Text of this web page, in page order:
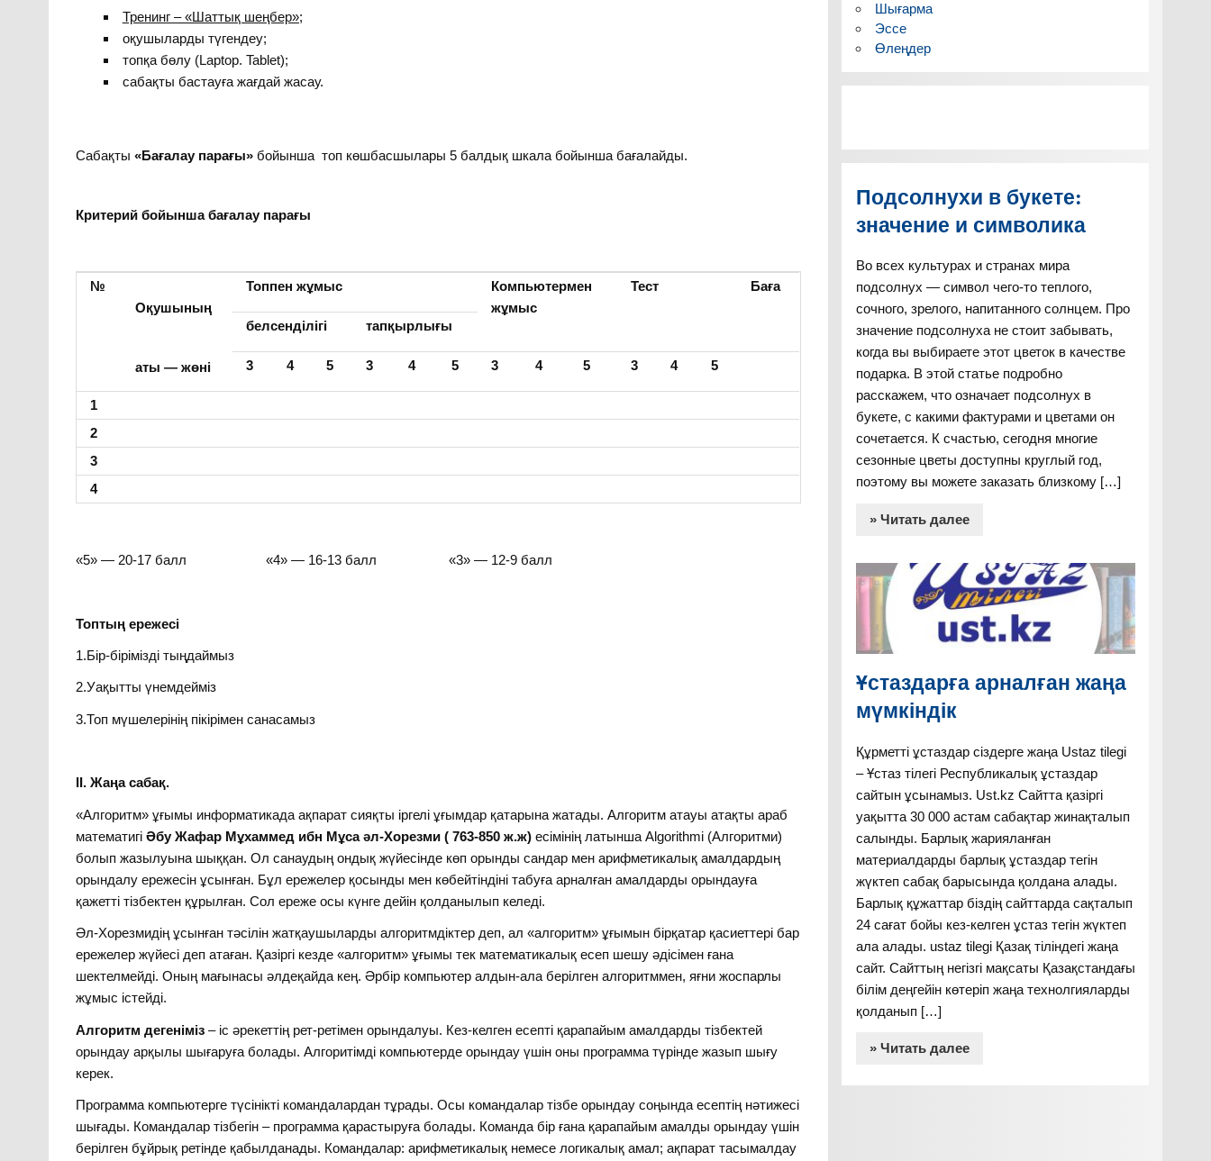
Тренинг – «Шаттық шеңбер»;
оқушыларды түгендеу;
топқа бөлу (Laptop. Tablet);
сабақты бастауға жағдай жасау.
Сабақты«Бағалау парағы» бойынша топ көшбасшылары 5 балдық шкала бойынша бағалайды.
Критерий бойынша бағалау парағы
№
Оқушының
аты — жөні
Топпен жұмыс
Компьютермен
жұмыс
Тест Баға
белсенділігі тапқырлығы
3 4 5 3 4 5 3 4 5 3 4 5
1
2
3
4
«5» — 20-17 балл «4» — 16-13 балл «3» — 12-9 балл
Топтың ережесі
1.Бір-бірімізді тыңдаймыз
2.Уақытты үнемдейміз
3.Топ мүшелерінің пікірімен санасамыз
ІІ. Жаңа сабақ.
«Алгоритм» ұғымы информатикада ақпарат сияқты іргелі ұғымдар қатарына жатады. Алгоритм атауы атақты араб
математигіӘбу Жафар Мұхаммед ибн Мұса әл-Хорезми ( 763-850 ж.ж)есімінің латынша Algorithmi (Алгоритми)
болып жазылуына шыққан. Ол санаудың ондық жүйесінде көп орынды сандар мен арифметикалық амалдардың
орындалу ережесін ұсынған. Бұл ережелер қосынды мен көбейтіндіні табуға арналған амалдарды орындауға
қажетті тізбектен құрылған. Сол ереже осы күнге дейін қолданылып келеді.
Әл-Хорезмидің ұсынған тәсілін жатқаушыларды алгоритмдіктер деп, ал «алгоритм» ұғымын бірқатар қасиеттері бар
ережелер жүйесі деп атаған. Қазіргі кезде «алгоритм» ұғымы тек математикалық есеп шешу әдісімен ғана
шектелмейді. Оның мағынасы әлдеқайда кең. Әрбір компьютер алдын-ала берілген алгоритммен, яғни жоспарлы
жұмыс істейді.
Алгоритм дегеніміз – іс әрекеттің рет-ретімен орындалуы. Кез-келген есепті қарапайым амалдарды тізбектей
орындау арқылы шығаруға болады. Алгоритімді компьютерде орындау үшін оны программа түрінде жазып шығу
керек.
Программа компьютерге түсінікті командалардан тұрады. Осы командалар тізбе орындау соңында есептің нәтижесі
шығады. Командалар тізбегін – программа қарастыруға болады. Команда бір ғана қарапайым амалды орындау үшін
берілген бұйрық ретінде қабылданады. Командалар: арифметикалық немесе логикалық амал; ақпарат тасымалдау
Шығарма
Эссе
Өлеңдер
Подсолнухи в букете:
значение и символика
Во всех культурах и странах мира
подсолнух — символ чего-то теплого,
сочного, зрелого, напитанного солнцем. Про
значение подсолнуха не стоит забывать,
когда вы выбираете этот цветок в качестве
подарка. В этой статье подробно
расскажем, что означает подсолнух в
букете, с какими фактурами и цветами он
сочетается. К счастью, сегодня многие
сезонные цветы доступны круглый год,
поэтому вы можете заказать близкому […]
» Читать далее
Ұстаздарға арналған жаңа
мүмкіндік
Құрметті ұстаздар сіздерге жаңа Ustaz tilegi
– Ұстаз тілегі Республикалық ұстаздар
сайтын ұсынамыз. Ust.kz Сайтта қазіргі
уақытта 30 000 астам сабақтар жинақталып
салынды. Барлық жарияланған
материалдарды барлық ұстаздар тегін
жүктеп сабақ барысында қолдана алады.
Барлық құжаттар біздің сайттарда сақталып
24 сағат бойы кез-келген ұстаз тегін жүктеп
ала алады. ustaz tilegi Қазақ тіліндегі жаңа
сайт. Сайттың негізгі мақсаты Қазақстандағы
білім деңгейін көтеріп жаңа технолгияларды
қолданып […]
» Читать далее